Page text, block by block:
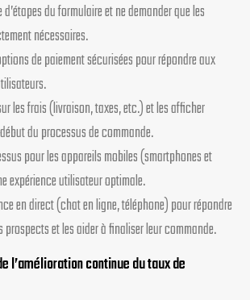
du formulaire et ne demander que les
nécessaires.
de paiement sécurisées pour répondre aux
les frais (livraison, taxes, etc.) et les afficher
du processus de commande.
pour les appareils mobiles (smartphones et
expérience utilisateur optimale.
en direct (chat en ligne, téléphone) pour répondre
et les aider à finaliser leur commande.
l’amélioration continue du taux de